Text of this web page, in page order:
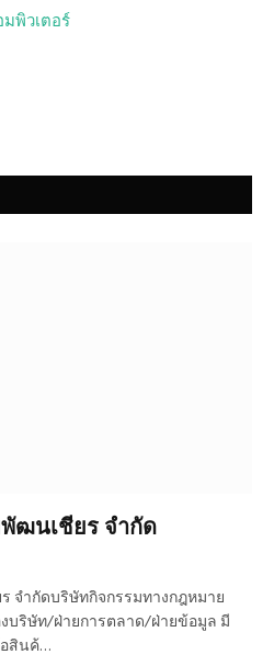
พิวเตอร์
ฒนเชียร จำกัด
จำกัดบริษัทกิจกรรมทางกฎหมาย
บริษัท/ฝ่ายการตลาด/ฝ่ายข้อมูล มี
สินค้…